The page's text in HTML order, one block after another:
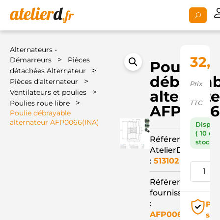
Alternateurs -
Démarreurs
>
Pièces
détachées Alternateur
>
Pièces d’alternateur >
Ventilateurs et poulies >
Poulies roue libre >
Poulie débrayable
alternateur AFP0066(INA)
Poulie
Référence
AtelierD
:513102
Référence
fournisseur
:
AFP0066(INA)
Prix
TTC
( 10 en
stock )